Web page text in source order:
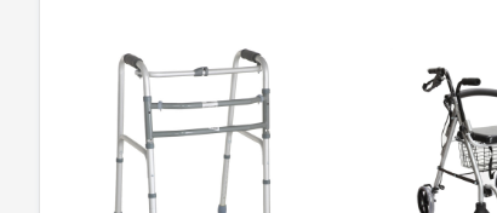
همچنین دارای شرایطی مانند : مشکلات لگن و کمر،
یافت که از واکر استفاده کنند. استفاده از واکر
طولانی تر کند.